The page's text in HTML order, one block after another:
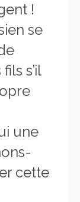
!
se
s’il
une
cette